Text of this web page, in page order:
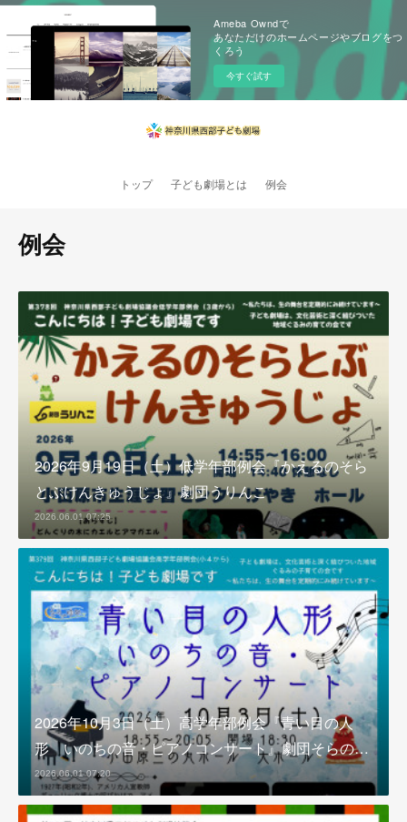
Ameba Owndで
あなただけのホームページやブログをつ
くろう
今すぐ試す
トップ 子ども劇場とは 例会
例会
2026年9月19日（土）低学年部例会『かえるのそら
とぶけんきゅうじょ』劇団うりんこ
2026.06.01 07:25
2026年10月3日（土）高学年部例会『青い目の人
形 いのちの音・ピアノコンサート』劇団そらの…
2026.06.01 07:20